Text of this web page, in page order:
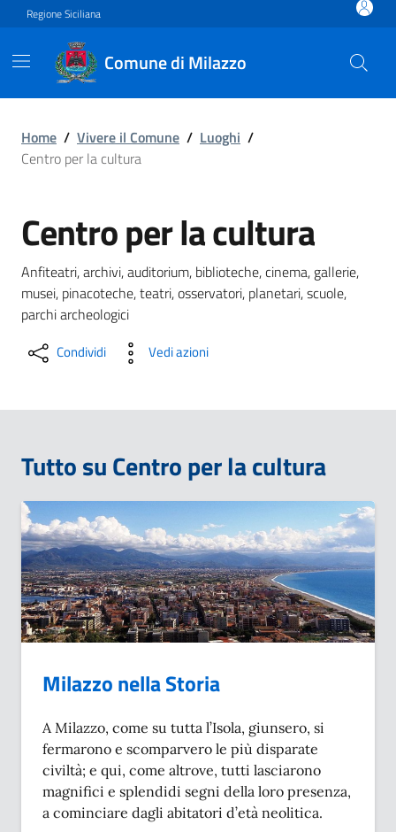
Vai ai contenuti
Vai al footer
Regione Siciliana
Comune di Milazzo
Centro per la cultura
Home / Vivere il Comune / Luoghi /
Centro per la cultura
Centro per la cultura
Anfiteatri, archivi, auditorium, biblioteche, cinema, gallerie,
musei, pinacoteche, teatri, osservatori, planetari, scuole,
parchi archeologici
Condividi Vedi azioni
Tutto su Centro per la cultura
Milazzo nella Storia
A Milazzo, come su tutta l’Isola, giunsero, si
fermarono e scomparvero le più disparate
civiltà; e qui, come altrove, tutti lasciarono
magnifici e splendidi segni della loro presenza,
a cominciare dagli abitatori d’età neolitica.